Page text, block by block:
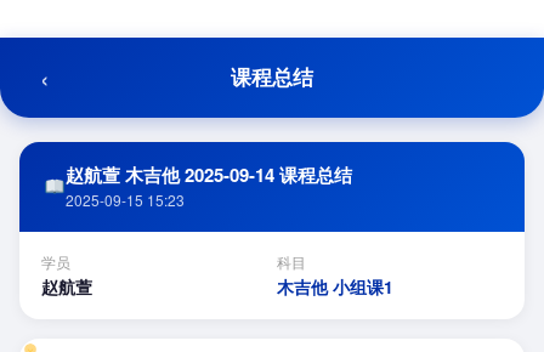
至
容
‹ 课程总结
赵航萱 木吉他 2025-09-14 课程总结
2025-09-15 15:23
学员
赵航萱
科目
木吉他 小组课1